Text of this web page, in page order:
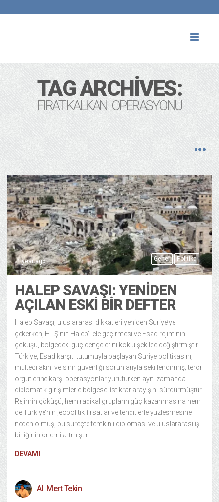
TAG ARCHIVES:
FIRAT KALKANI OPERASYONU
Genel Politika
1 year ago
HALEP SAVAŞI: YENIDEN
AÇILAN ESKI BIR DEFTER
Halep Savaşı, uluslararası dikkatleri yeniden Suriye’ye
çekerken, HTŞ’nin Halep’i ele geçirmesi ve Esad rejiminin
çöküşü, bölgedeki güç dengelerini köklü şekilde değiştirmiştir.
Türkiye, Esad karşıtı tutumuyla başlayan Suriye politikasını,
mülteci akını ve sınır güvenliği sorunlarıyla şekillendirmiş; terör
örgütlerine karşı operasyonlar yürütürken aynı zamanda
diplomatik girişimlerle bölgesel istikrar arayışını sürdürmüştür.
Rejimin çöküşü, hem radikal grupların güç kazanmasına hem
de Türkiye’nin jeopolitik fırsatlar ve tehditlerle yüzleşmesine
neden olmuş, bu süreçte temkinli diplomasi ve uluslararası iş
birliğinin önemi artmıştır.
DEVAMI
Ali Mert Tekin